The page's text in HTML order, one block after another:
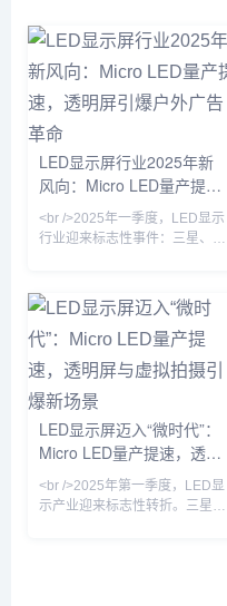
Micro LED产品增速高达45%，
成为拉动市场增长的核心引擎。
在政策端，“新基建”与“百城千
屏”项目持续落地，户外超高清
Mini/Micro LED芯片制造工艺良
率突破至99.9%，驱
LED显示屏行业2025年新
风向：Micro LED量产提
速，透明屏引爆户外广告革
命
<br />2025年一季度，LED显示
行业迎来标志性事件：三星、
95%，成本较两年前下降
60%。这意味着曾被视作“下一
代显示技术”的Micro LED，正式
从实验室走向规模化商用。与传
统的LCD和OLED相比，Micro
LED在亮度、响应速度和寿命上
具有压倒性优势，尤其适合户外
强光环境下的超高清显示。业内
分析师指出，随着巨量转移技
LED显示屏迈入“微时代”：
Micro LED量产提速，透明
屏与虚拟拍摄引爆新场景
<br />2025年第一季度，LED显
示产业迎来标志性转折。三星、